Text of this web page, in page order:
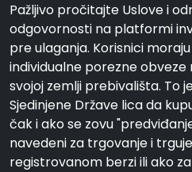
Pažljivo pročitajte Uslove i
odgovornosti na platformi
pre ulaganja. Korisnici
individualne porezne
svojoj zemlji prebivališta. To
Sjedinjene Države lica da
čak i ako se zovu
navedeni za trgovanje i
registrovanom berzi ili ako